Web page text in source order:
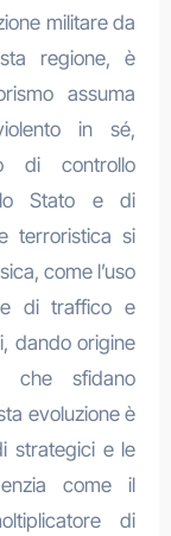
militare da
regione, è
assuma
in sé,
di controllo
Stato e di
terroristica si
come l’uso
di traffico e
dando origine
che sfidano
evoluzione è
strategici e le
come il
di